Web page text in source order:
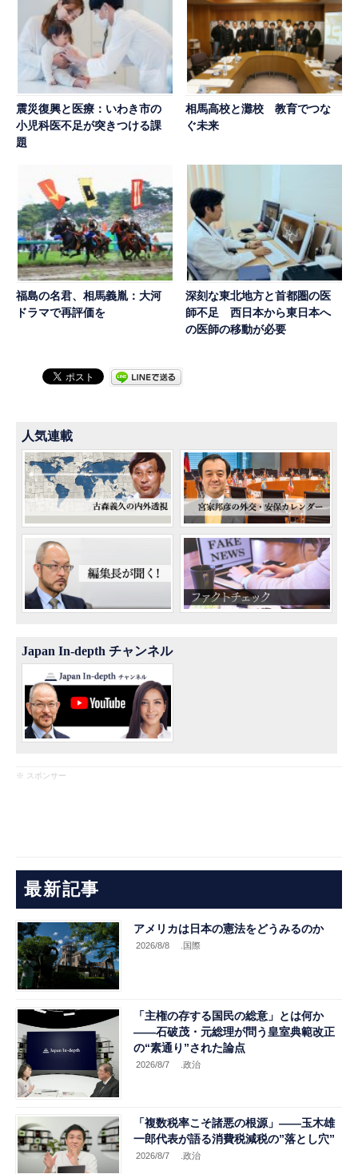
震災復興と医療：いわき市の
小児科医不足が突きつける課
題
相馬高校と灘校 教育でつな
ぐ未来
福島の名君、相馬義胤：大河
ドラマで再評価を
深刻な東北地方と首都圏の医
師不足 西日本から東日本へ
の医師の移動が必要
人気連載
Japan In-depth チャンネル
※ スポンサー
最新記事
アメリカは日本の憲法をどうみるのか
2026/8/8 .国際
「主権の存する国民の総意」とは何か
――石破茂・元総理が問う皇室典範改正
の“素通り”された論点
2026/8/7 .政治
「複数税率こそ諸悪の根源」――玉木雄
一郎代表が語る消費税減税の”落とし穴”
2026/8/7 .政治